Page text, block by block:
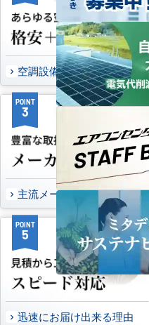
空調設備のご提案について
POINT
3
主流メーカーを全取扱可能
POINT
5
迅速にお届け出来る理由